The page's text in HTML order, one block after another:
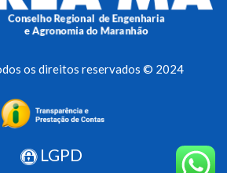
os direitos reservados © 2024
LGPD